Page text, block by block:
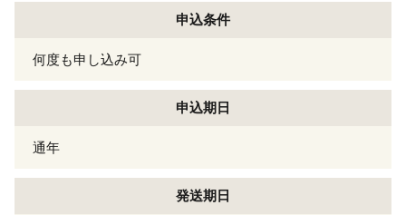
申込条件
何度も申し込み可
申込期日
通年
発送期日